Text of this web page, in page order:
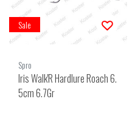
Sale
Spro
Iris Walk'R Hardlure Roach 6.
5cm 6.7Gr